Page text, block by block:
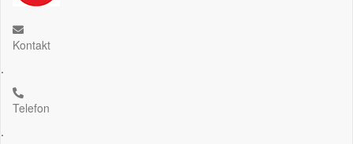
Kontakt
.
Telefon
.